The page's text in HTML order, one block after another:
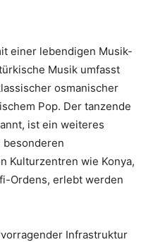
einer lebendigen Musik-
Musik umfasst
osmanischer
Pop. Der tanzende
ist ein weiteres
besonderen
Kulturzentren wie Konya,
Ordens, erlebt werden
Infrastruktur